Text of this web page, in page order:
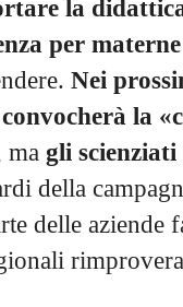
la
per
Nei
la
ma gli
della
delle